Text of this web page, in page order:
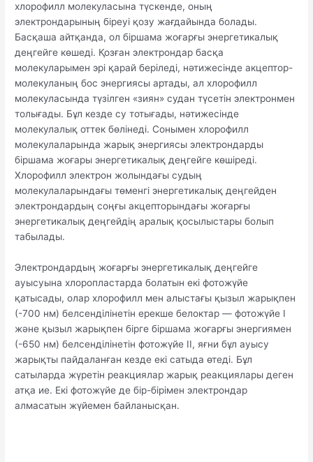
хлорофилл молекуласына түскенде, оның
электрондарының біреуі қозу жағдайында болады.
Басқаша айтқанда, ол біршама жоғарғы энергетикалық
деңгейге көшеді. Қозған электрондар басқа
молекуларымен эрі қарай беріледі, нәтижесінде акцептор-
молекуланың бос энергиясы артады, ал хлорофилл
молекуласында түзілген «зиян» судан түсетін электронмен
толығады. Бұл кезде су тотығады, нәтижесінде
молекулалық оттек бөлінеді. Сонымен хлорофилл
молекулаларында жарық энергиясы электрондарды
біршама жоғары энергетикалық деңгейге көшіреді.
Хлорофилл электрон жолындағы судың
молекулаларындағы төменгі энергетикалық деңгейден
электрондардың соңғы акцепторындағы жоғарғы
энергетикалық деңгейдің аралық қосылыстары болып
табылады.
Электрондардың жоғарғы энергетикалық деңгейге
ауысуына хлоропластарда болатын екі фотожүйе
қатысады, олар хлорофилл мен алыстағы қызыл жарықпен
(-700 нм) белсенділінетін ерекше белоктар — фотожүйе I
және қызыл жарықпен бірге біршама жоғарғы энергиямен
(-650 нм) белсенділінетін фотожүйе II, яғни бұл ауысу
жарықты пайдаланған кезде екі сатыда өтеді. Бұл
сатыларда жүретін реакциялар жарық реакциялары деген
атқа ие. Екі фотожүйе де бір-бірімен электрондар
алмасатын жүйемен байланысқан.